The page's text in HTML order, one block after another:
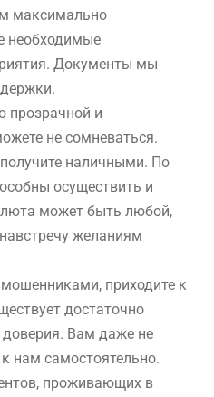
максимально
необходимые
Документы мы
прозрачной и
не сомневаться.
наличными. По
осуществить и
может быть любой,
желаниям
приходите к
достаточно
доверия. Вам даже не
нам самостоятельно.
проживающих в